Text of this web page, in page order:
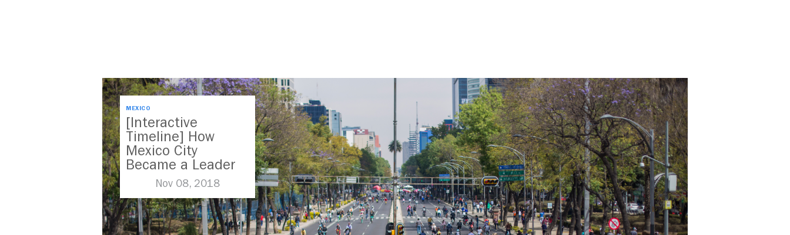
MEXICO
[Interactive
Timeline] How
Mexico City
Became a Leader
in Parking Reform
Nov 08, 2018